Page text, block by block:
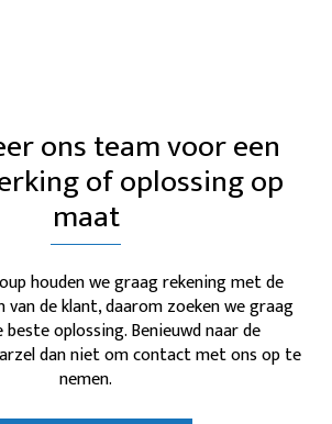
ons team voor een
of oplossing op
maat
houden we graag rekening met de
van de klant, daarom zoeken we graag
beste oplossing. Benieuwd naar de
dan niet om contact met ons op te
nemen.